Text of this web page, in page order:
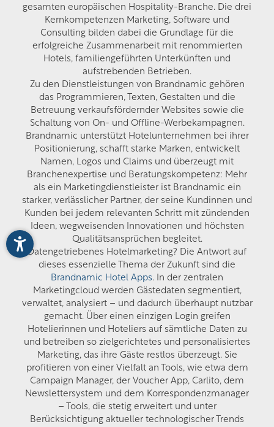
gesamten europäischen Hospitality-Branche. Die drei
Kernkompetenzen Marketing, Software und
Consulting bilden dabei die Grundlage für die
erfolgreiche Zusammenarbeit mit renommierten
Hotels, familiengeführten Unterkünften und
aufstrebenden Betrieben.
Zu den Dienstleistungen von Brandnamic gehören
das Programmieren, Texten, Gestalten und die
Betreuung verkaufsfördernder Websites sowie die
Schaltung von On- und Offline-Werbekampagnen.
Brandnamic unterstützt Hotelunternehmen bei ihrer
Positionierung, schafft starke Marken, entwickelt
Namen, Logos und Claims und überzeugt mit
Branchenexpertise und Beratungskompetenz: Mehr
als ein Marketingdienstleister ist Brandnamic ein
starker, verlässlicher Partner, der seine Kundinnen und
Kunden bei jedem relevanten Schritt mit zündenden
Ideen, wegweisenden Innovationen und höchsten
Qualitätsansprüchen begleitet.
Datengetriebenes Hotelmarketing? Die Antwort auf
dieses essenzielle Thema der Zukunft sind die
Brandnamic Hotel Apps. In der zentralen
Marketingcloud werden Gästedaten segmentiert,
verwaltet, analysiert – und dadurch überhaupt nutzbar
gemacht. Über einen einzigen Login greifen
Hotelierinnen und Hoteliers auf sämtliche Daten zu
und betreiben so zielgerichtetes und personalisiertes
Marketing, das ihre Gäste restlos überzeugt. Sie
profitieren von einer Vielfalt an Tools, wie etwa dem
Campaign Manager, der Voucher App, Carlito, dem
Newslettersystem und dem Korrespondenzmanager
– Tools, die stetig erweitert und unter
Berücksichtigung aktueller technologischer Trends